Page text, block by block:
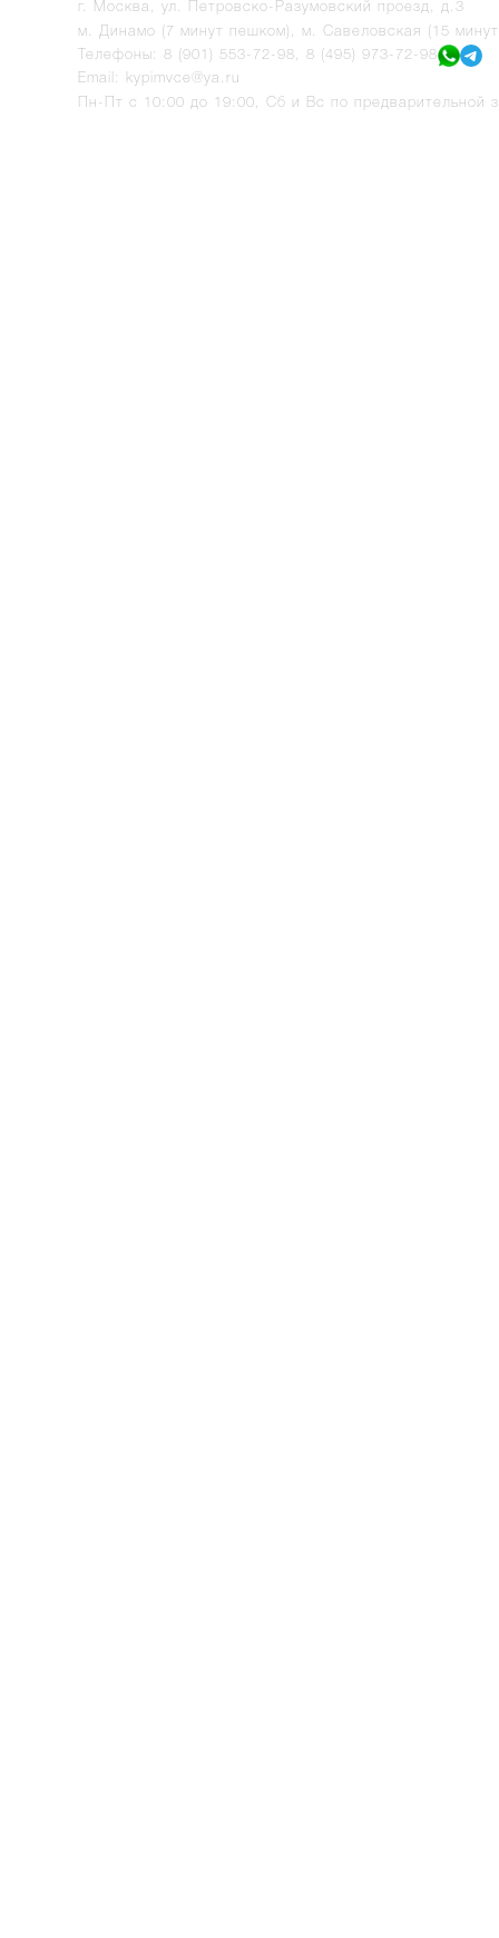
г.
Москва
ул. Петровско-Разумовский проезд, д.3
м. Динамо (7 минут пешком), м. Савеловская (15
Телефоны: 8 (901) 553-72-98
8 (495) 973-72-98
Email: kypimvce@ya.ru
Пн-Пт с 10:00 до 19:00, Сб и Вс по предварительной